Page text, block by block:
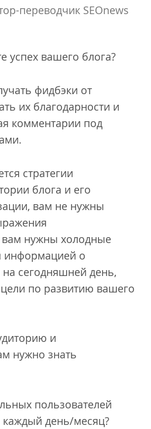
переводчик SEOnews
успех вашего блога?
фидбэки от
их благодарности и
комментарии под
стратегии
блога и его
вам не нужны
вам нужны холодные
информацией о
сегодняшней день,
по развитию вашего
и
нужно знать
пользователей
каждый день/месяц?